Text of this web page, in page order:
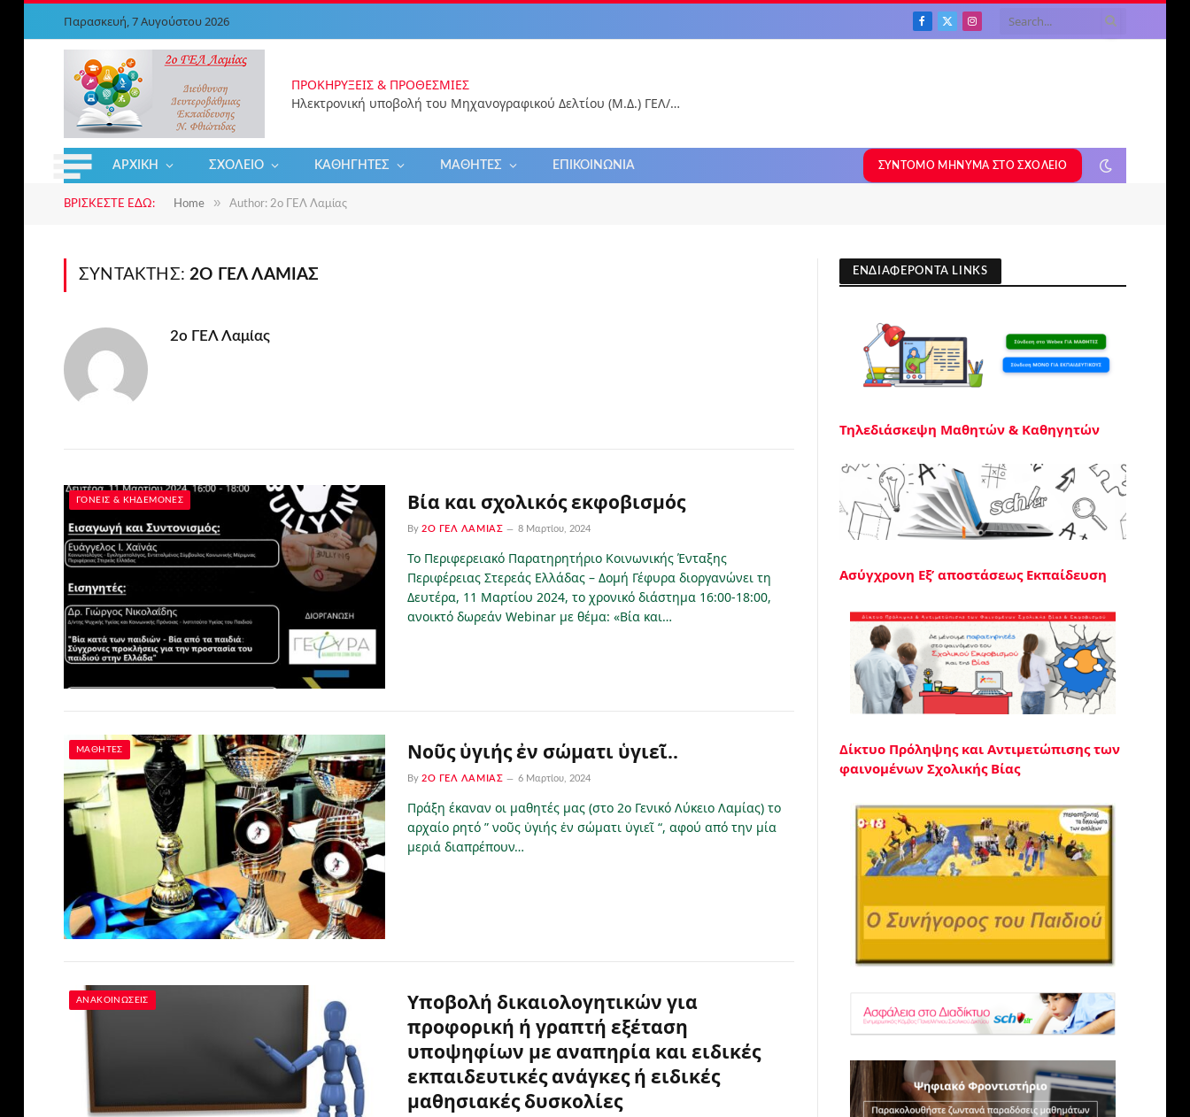
Παρασκευή, 7 Αυγούστου 2026 Facebook
X
Instagram
ΠΡΟΚΗΡΎΞΕΙΣ & ΠΡΟΘΕΣΜΊΕΣ Ηλεκτρονικές Αιτήσεις Εγγραφών για το Σχ. Ετ. 2026-2027
ΑΡΧΙΚΉ ΣΧΟΛΕΊΟ ΚΑΘΗΓΗΤΈΣ ΜΑΘΗΤΈΣ ΕΠΙΚΟΙΝΩΝΊΑ ΣΎΝΤΟΜΟ ΜΉΝΥΜΑ ΣΤΟ ΣΧΟΛΕΊΟ
ΒΡΊΣΚΕΣΤΕ ΕΔΏ: Home » Author: 2ο ΓΕΛ Λαμίας
ΣΥΝΤΆΚΤΗΣ:2Ο ΓΕΛ ΛΑΜΊΑΣ
2ο ΓΕΛ Λαμίας
ΓΟΝΕΊΣ & ΚΗΔΕΜΌΝΕΣ Βία και σχολικός εκφοβισμός
By 2Ο ΓΕΛ ΛΑΜΊΑΣ 8 Μαρτίου, 2024
Το Περιφερειακό Παρατηρητήριο Κοινωνικής Ένταξης
Περιφέρειας Στερεάς Ελλάδας – Δομή Γέφυρα διοργανώνει τη
Δευτέρα, 11 Μαρτίου 2024, το χρονικό διάστημα 16:00-18:00,
ανοικτό δωρεάν Webinar με θέμα: «Βία και…
ΜΑΘΗΤΈΣ Νοῦς ὑγιής ἐν σώματι ὑγιεῖ..
By 2Ο ΓΕΛ ΛΑΜΊΑΣ 6 Μαρτίου, 2024
Πράξη έκαναν οι μαθητές μας (στο 2ο Γενικό Λύκειο Λαμίας) το
αρχαίο ρητό ” νοῦς ὑγιής ἐν σώματι ὑγιεῖ “, αφού από την μία
μεριά διαπρέπουν…
ΑΝΑΚΟΙΝΏΣΕΙΣ
Υποβολή δικαιολογητικών για
προφορική ή γραπτή εξέταση
υποψηφίων με αναπηρία και ειδικές
εκπαιδευτικές ανάγκες ή ειδικές
μαθησιακές δυσκολίες
ΕΝΔΙΑΦΕΡΟΝΤΑ LINKS
Τηλεδιάσκεψη Μαθητών & Καθηγητών
Ασύγχρονη Εξ’ αποστάσεως Εκπαίδευση
Δίκτυο Πρόληψης και Αντιμετώπισης των
φαινομένων Σχολικής Βίας